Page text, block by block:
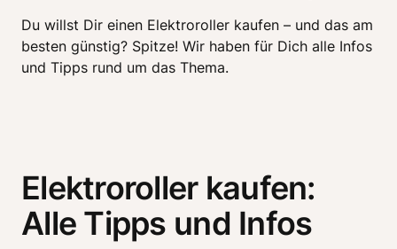
Du willst Dir einen Elektroroller kaufen – und das am
besten günstig? Spitze! Wir haben für Dich alle Infos
und Tipps rund um das Thema.
Elektroroller kaufen:
Alle Tipps und Infos